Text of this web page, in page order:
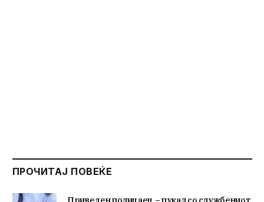
ПРОЧИТАЈ ПОВЕЌЕ